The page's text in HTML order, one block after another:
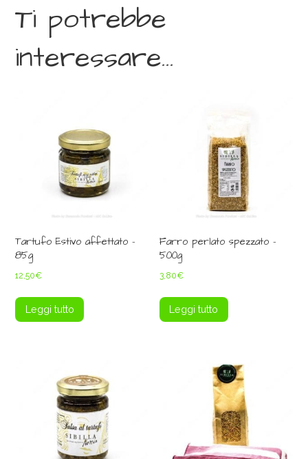
Ti potrebbe
interessare…
Tartufo Estivo affettato –
85g
12,50€
Leggi tutto
Farro perlato spezzato –
500g
3,80€
Leggi tutto